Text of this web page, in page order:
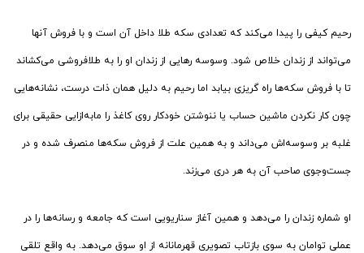
رحیم کیفی را پیدا می‌کند که تعدادی سکه طلا داخل آن است و با فروش آنها
می‌تواند از زندان خلاص شود. وسوسه رهایی از زندان او را به طلافروشی می‌کشاند
تا با فروش سکه‌ها راه گریزی بیابد اما رحیم به دلیل همان ذات درست، نشانه‌هایی
چون کار نکردن ماشین حساب یا ننوشتن خودکار روی کاغذ را مابه‌ازایی حقیقی برای
غلبه بر وسوسه‌اش می‌داند و به همین علت از فروش سکه‌ها منصرف شده و در
جست‌وجوی صاحب آن به هر دری می‌زند.
او شماره زندان را می‌دهد و همین آغاز سناریویی است که جامعه و رسانه‌ها را در
عملی توامان به سوی بازتاب تصویری قهرمانانه از او سوق می‌دهد. به واقع تلقی